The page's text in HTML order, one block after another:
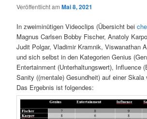
Veröffentlicht amMai 8, 2021
In zweiminütigen Videoclips (Übersicht bei
Magnus Carlsen Bobby Fischer, Anatoly
Judit Polgar, Vladimir Kramnik, Viswanathan
und sich selbst in den Kategorien Genius
Entertainment (Unterhaltungswert), Influence
Sanity ((mentale) Gesundheit) auf einer Skala
Das Ergebnis ist folgendes: